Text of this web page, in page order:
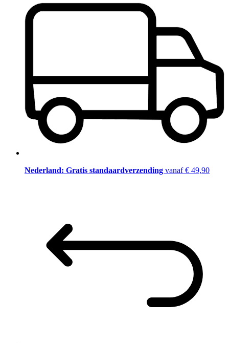
Nederland: Gratis standaardverzending vanaf € 49,90